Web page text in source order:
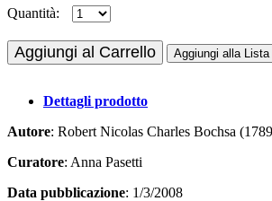
Quantità:
Aggiungi al Carrello Aggiungi alla Lista
Dettagli prodotto
Autore: Robert Nicolas Charles Bochsa
Curatore: Anna Pasetti
Data pubblicazione: 1/3/2008